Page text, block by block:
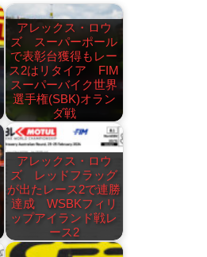
アレックス・ロウ
ズ スーパーポール
で表彰台獲得もレー
ス2はリタイア FIM
スーパーバイク世界
選手権(SBK)オラン
ダ戦
アレックス・ロウ
ズ レッドフラッグ
が出たレース2で連勝
達成 WSBKフィリ
ップアイランド戦レ
ース2